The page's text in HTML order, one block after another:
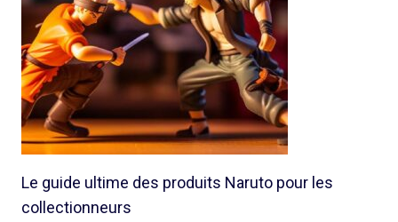
Le guide ultime des produits Naruto pour les
collectionneurs